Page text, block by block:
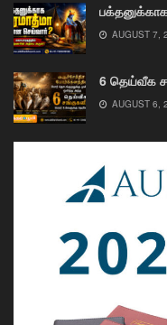
AUGUST 7,
6 தெய்வீக
AUGUST 6,